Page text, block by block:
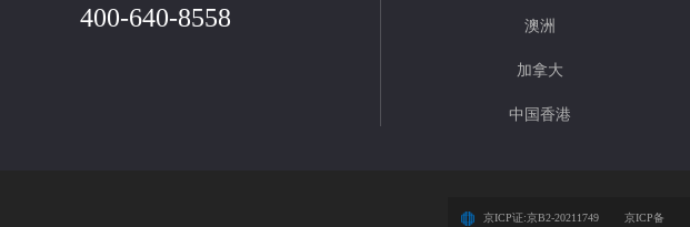
400-640-8558 澳洲
加拿大
中国香港
京ICP证:京B2-20211749 京ICP备